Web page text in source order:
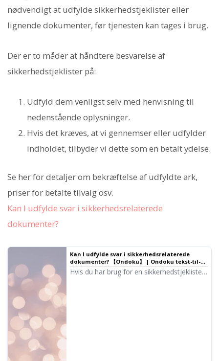
nødvendigt at udfylde sikkerhedstjeklister eller
lignende dokumenter, før tjenesten kan tages i brug.
Der er to måder at håndtere besvarelse af
sikkerhedstjeklister på:
Udfyld dem venligst selv med henvisning til
nedenstående oplysninger.
Hvis det kræves, at vi gennemser eller udfylder
indholdet, tilbyder vi dette som en betalt ydelse.
Se her for detaljer om bekræftelse af udfyldte ark,
priser for betalte tilvalg osv.
Kan I udfylde svar i sikkerhedsrelaterede
dokumenter?
Kan I udfylde svar i sikkerhedsrelaterede
dokumenter? 【Ondoku】 | Ondoku tekst-til-
tale-software
Hvis du har brug for en sikkerhedstjekliste